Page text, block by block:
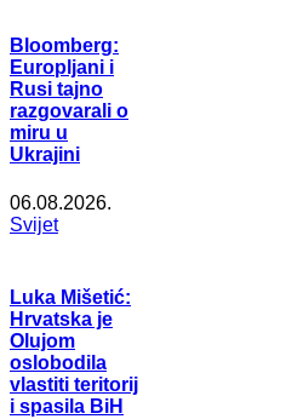
Bloomberg:
Europljani i
Rusi tajno
razgovarali o
miru u
Ukrajini
06.08.2026.
Svijet
Luka Mišetić:
Hrvatska je
Olujom
oslobodila
vlastiti teritorij
i spasila BiH